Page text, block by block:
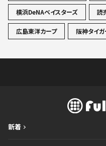
横浜DeNAベイスターズ 読
広島東洋カープ 阪神タイガ
新着